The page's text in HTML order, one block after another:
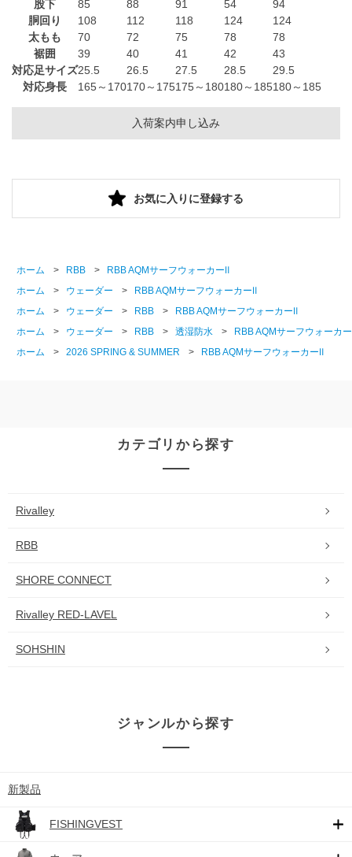
入荷案内申し込み
股下 85 88 91 54
94
胴回り
108 112 118 124
124
太もも
70 72 75 78
78
裾囲
39 40 41 42
43
対応足サイズ25.5 26.5 27.5 28.5
29.5
対応身長
165～170170～175175～180180～185180～185
お気に入りに登録する
ホーム > RBB >
RBB AQMサーフウォーカーⅡ
ホーム
> ウェーダー >
RBB AQMサーフウォーカーⅡ
ホーム
> ウェーダー > RBB >
RBB AQMサーフウォーカーⅡ
ホーム
> ウェーダー > RBB > 透湿防水 >
RBB AQMサーフウォーカ
ホーム
> 2026 SPRING & SUMMER > RBB AQMサーフウォーカーⅡ
カテゴリから探す
Rivalley
RBB
SHORE CONNECT
Rivalley RED-LAVEL
SOHSHIN
ジャンルから探す
新製品
FISHINGVEST